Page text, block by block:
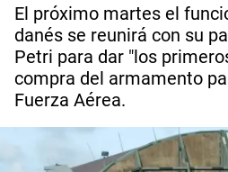
El próximo martes el
danés se reunirá con su
Petri para dar "los
compra del armamento
Fuerza Aérea.